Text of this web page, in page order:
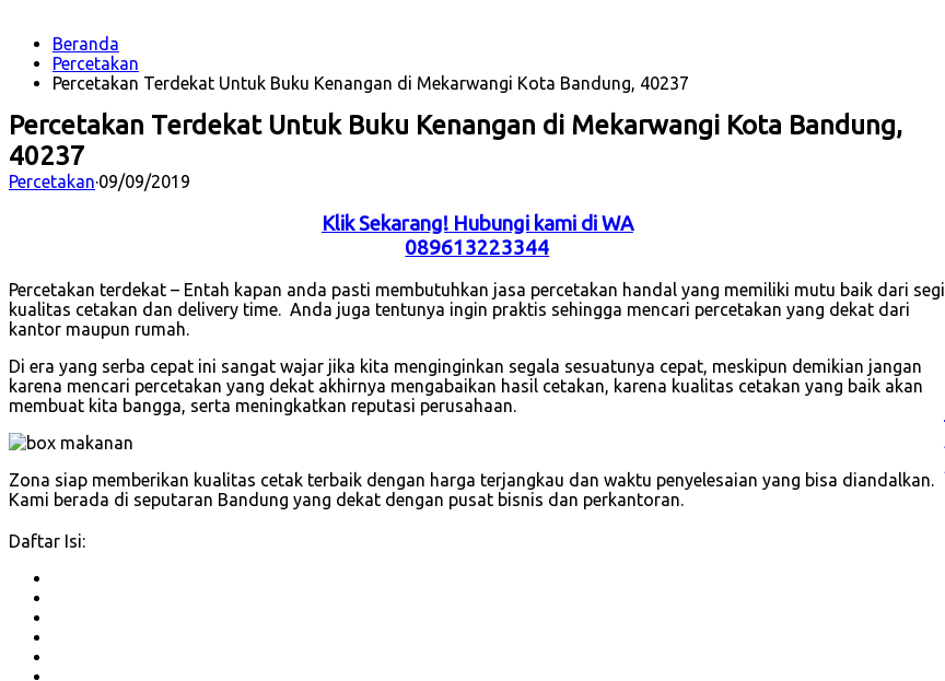
Beranda
Percetakan
Percetakan Terdekat Untuk Buku Kenangan di Mekarwangi Kota Bandung, 40237
Percetakan Terdekat Untuk Buku Kenangan di Mekarwangi Kota Bandung,
40237
Percetakan·09/09/2019
Klik Sekarang! Hubungi kami di WA
089613223344
Percetakan terdekat – Entah kapan anda pasti membutuhkan jasa percetakan handal yang memiliki mutu baik dari segi
kualitas cetakan dan delivery time. Anda juga tentunya ingin praktis sehingga mencari percetakan yang dekat dari
kantor maupun rumah.
Di era yang serba cepat ini sangat wajar jika kita menginginkan segala sesuatunya cepat, meskipun demikian jangan
karena mencari percetakan yang dekat akhirnya mengabaikan hasil cetakan, karena kualitas cetakan yang baik akan
membuat kita bangga, serta meningkatkan reputasi perusahaan.
Zona siap memberikan kualitas cetak terbaik dengan harga terjangkau dan waktu penyelesaian yang bisa diandalkan.
Kami berada di seputaran Bandung yang dekat dengan pusat bisnis dan perkantoran.
Daftar Isi: